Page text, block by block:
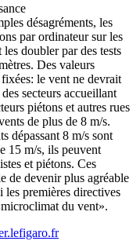
désagréments, les
par ordinateur sur les
doubler par des tests
Des valeurs
le vent ne devrait
secteurs accueillant
piétons et autres rues
de plus de 8 m/s.
dépassant 8 m/s sont
15 m/s, ils peuvent
et piétons. Ces
de devenir plus agréable
les premières directives
du vent».